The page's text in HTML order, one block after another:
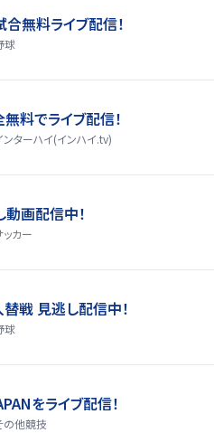
無料ライブ配信！
球
料でライブ配信！
ンターハイ(インハイ.tv)
画配信中！
ッカー
戦 見逃し配信中！
球
をライブ配信！
の他競技